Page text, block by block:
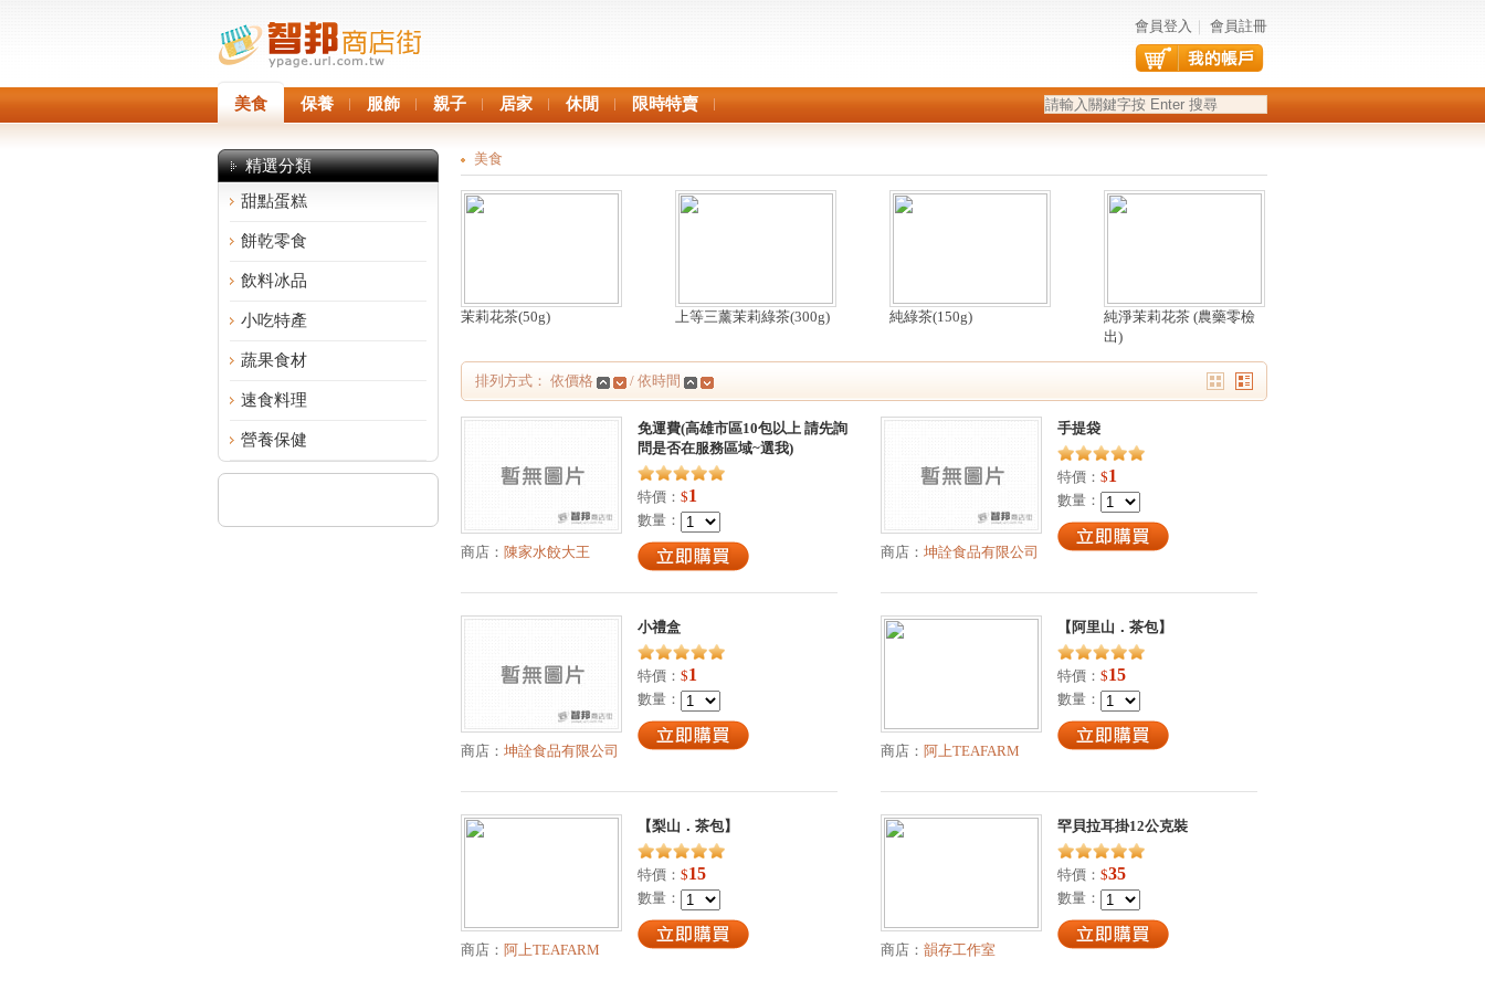
美食 保養 服飾 親子 居家 休閒 限時特賣
會員登入 會員註冊
精選分類
甜點蛋糕
餅乾零食
飲料冰品
小吃特產
蔬果食材
速食料理
營養保健
美食
茉莉花茶(50g) 上等三薰茉莉綠茶(300g) 純綠茶(150g)
純淨茉莉花茶 (農藥零檢
出)
排列方式： 依價格 / 依時間
商店： 陳家水餃大王
免運費(高雄市區10包以上 請先詢
問是否在服務區域~選我)
特價： $1
數量：
商店： 坤詮食品有限公司
手提袋
特價： $1
數量：
商店： 坤詮食品有限公司
小禮盒
特價： $1
數量：
商店： 阿上TEAFARM
【阿里山．茶包】
特價： $15
數量：
商店： 阿上TEAFARM
【梨山．茶包】
特價： $15
數量：
商店： 韻存工作室
罕貝拉耳掛12公克裝
特價： $35
數量：